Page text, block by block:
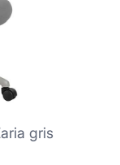
gris